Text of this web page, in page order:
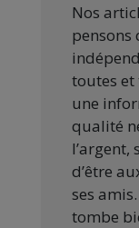
Nos
pensons
toutes
une
qualité
d’être
ses
tombe